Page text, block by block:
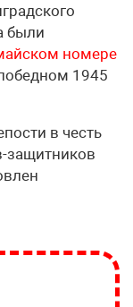
были
номере
1945
в честь
защитников